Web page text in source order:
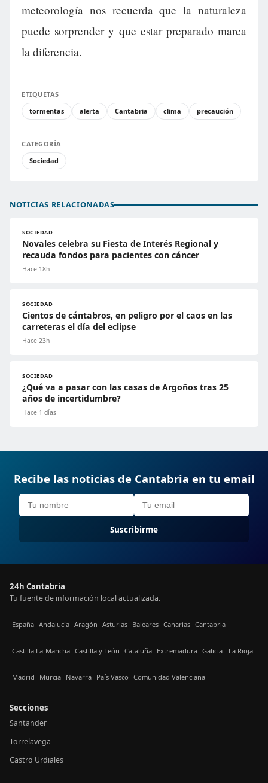
meteorología nos recuerda que la naturaleza
puede sorprender y que estar preparado marca
la diferencia.
ETIQUETAS
tormentas
alerta Cantabria clima precaución
CATEGORÍA
Sociedad
NOTICIAS RELACIONADAS
SOCIEDAD
Novales celebra su Fiesta de Interés Regional y
recauda fondos para pacientes con cáncer
Hace 18h
SOCIEDAD
Cientos de cántabros, en peligro por el caos en las
carreteras el día del eclipse
Hace 23h
SOCIEDAD
¿Qué va a pasar con las casas de Argoños tras 25
años de incertidumbre?
Hace 1 días
Recibe las noticias de Cantabria en tu email
Suscribirme
24h Cantabria
Tu fuente de información local actualizada.
España Andalucía Aragón Asturias Baleares Canarias Cantabria
Castilla La-Mancha Castilla y León Cataluña Extremadura Galicia La Rioja
Madrid Murcia Navarra País Vasco Comunidad Valenciana
Secciones
Santander
Torrelavega
Castro Urdiales